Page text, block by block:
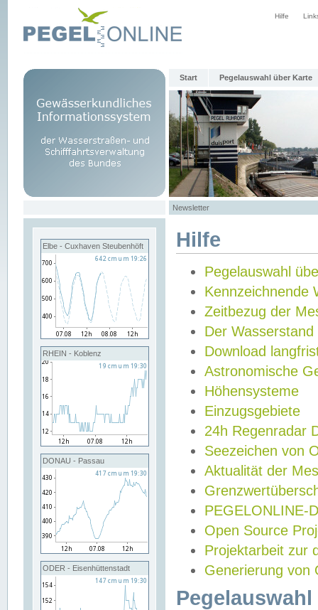
Hilfe
Start Pegelauswahl über Karte
Newsletter
Elbe - Cuxhaven Steubenhöft
RHEIN - Koblenz
DONAU - Passau
ODER - Eisenhüttenstadt
Hilfe
Pegelauswahl
Kennzeichnende
Zeitbezug der
Der Wasserstand
Download
Astronomische
Höhensysteme
Einzugsgebiete
24h Regenradar
Seezeichen von
Aktualität der
PEGELONLINE-
Open Source
Projektarbeit zur
Generierung von